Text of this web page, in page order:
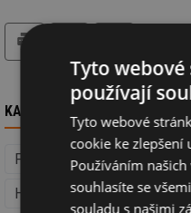
KAM DÁL
Fasádní systémy (Izolace,
Hrubá stavba Ocelové
Tyto
používají
Tyto webové
cookie ke zlepšení
Používáním
souhlasíte se
souladu s našimi